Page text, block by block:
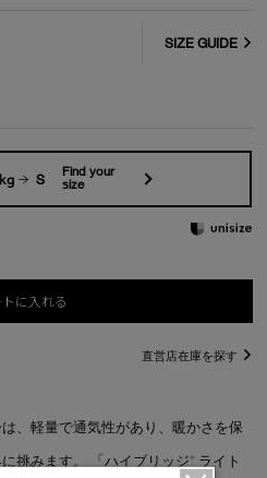
SIZE GUIDE
S
Find your
size
に入れる
直営店在庫を探す
、軽量で通気性があり、暖かさを保
挑みます。 「ハイブリッジ® ライト